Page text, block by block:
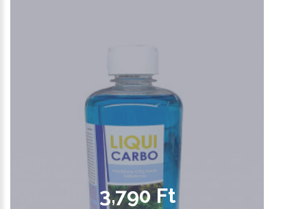
3,790 Ft